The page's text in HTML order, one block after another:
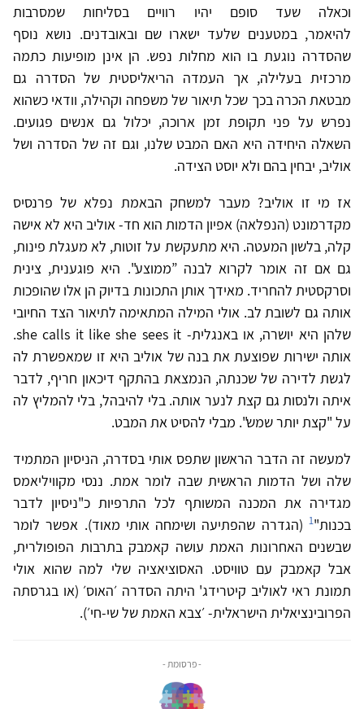
וכאלה שעד סופם יהיו רוויים בסליחות שמסרבות
להיאמר, במטענים שלעד ישארו שם ובאובדנים. נושא נוסף
שהסדרה נוגעת בו הוא מחלות נפש. הן אינן מופיעות כתמה
מרכזית בעלילה, אך העמדה הריאליסטית של הסדרה גם
מבטאת הכרה בכך שכל תיאור של משפחה וקהילה, וודאי כשהוא
נפרש על פני תקופת זמן ארוכה, יכלול גם אנשים פגועים.
השאלה היחידה היא האם המבט שלנו, וגם זה של הסדרה ושל
אוליב, יבחין בהם ולא יוסט הצידה.
אז מי זו אוליב? מעבר למשחק הבאמת נפלא של פרנסיס
מקדרמונט (הנפלאה) אפיון הדמות הוא חד- אוליב היא לא אישה
קלה, בלשון המעטה. היא מתעקשת על זוטות, לא מעגלת פינות,
גם אם זה אומר לקרוא לבנה ”ממוצע". היא פוגענית, צינית
וסרקסטית להחריד. מאידך אותן התכונות בדיוק הן אלו שהופכות
אותה גם לשובת לב. אולי המילה המתאימה לתיאור הצד החיובי
שלהן היא יושרה, או באנגלית- she calls it like she sees it.
אותה ישירות שפוצעת את בנה של אוליב היא זו שמאפשרת לה
לגשת לדירה של שכנתה, הנמצאת בהתקף דיכאון חריף, לדבר
איתה ולנסות גם קצת לנער אותה. בלי להיבהל, בלי להמליץ לה
על "קצת יותר שמש". מבלי להסיט את המבט.
למעשה זה הדבר הראשון שתפס אותי בסדרה, הניסיון המתמיד
שלה ושל הדמות הראשית שבה לומר אמת. ננסי מקוויליאמס
מגדירה את המכנה המשותף לכל התרפיות כ"ניסיון לדבר
בכנות"1 (הגדרה שהפתיעה ושימחה אותי מאוד). אפשר לומר
שבשנים האחרונות האמת עושה קאמבק בתרבות הפופולרית,
אבל קאמבק עם טוויסט. האסוציאציה שלי למה שהוא אולי
תמונת ראי לאוליב קיטרידג' היתה הסדרה ׳האוס׳ (או בגרסתה
הפרובינציאלית הישראלית- ׳צבא האמת של שי-חי׳).
- פרסומת -